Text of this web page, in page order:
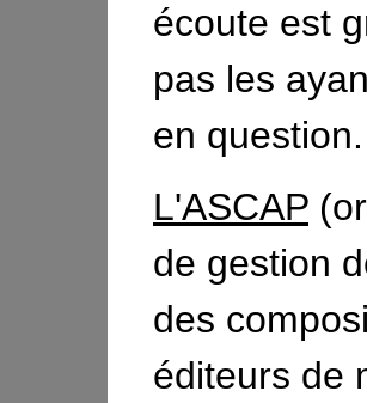
écoute est
pas les
en question.
L'ASCAP
de gestion
des
éditeurs de